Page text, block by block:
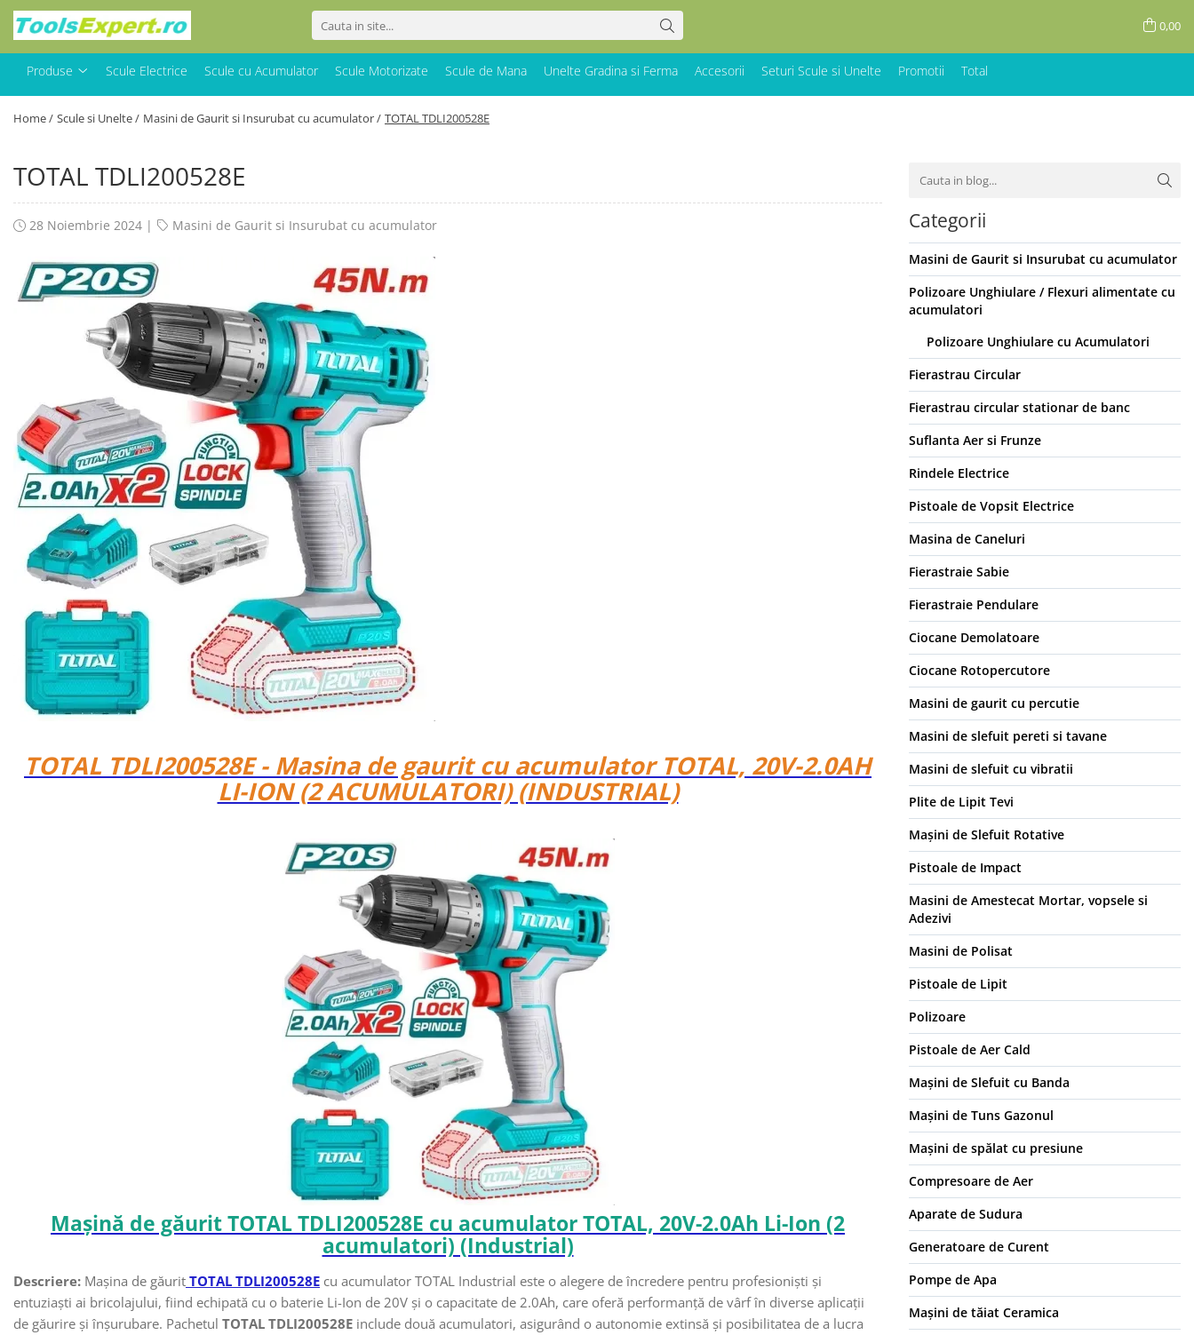
Produse
Total
0,00
Produse Scule Electrice Scule cu Acumulator Scule Motorizate Scule de Mana Unelte Gradina si Ferma Accesorii Seturi Scule si Unelte Promotii Total
Home / Scule si Unelte / Masini de Gaurit si Insurubat cu acumulator / TOTAL TDLI200528E
TOTAL TDLI200528E
28 Noiembrie 2024 | Masini de Gaurit si Insurubat cu acumulator
TOTAL TDLI200528E - Masina de gaurit cu acumulator TOTAL, 20V-2.0AH
LI-ION (2 ACUMULATORI) (INDUSTRIAL)
Mașină de găurit TOTAL TDLI200528E cu acumulator TOTAL, 20V-2.0Ah Li-Ion (2
acumulatori) (Industrial)
Descriere: Mașina de găurit TOTAL TDLI200528E cu acumulator TOTAL Industrial este o alegere de încredere pentru profesioniști și
entuziaști ai bricolajului, fiind echipată cu o baterie Li-Ion de 20V și o capacitate de 2.0Ah, care oferă performanță de vârf în diverse aplicații
de găurire și înșurubare. Pachetul TOTAL TDLI200528E include două acumulatori, asigurând o autonomie extinsă și posibilitatea de a lucra
Categorii
Masini de Gaurit si Insurubat cu acumulator
Polizoare Unghiulare / Flexuri alimentate cu
acumulatori
Polizoare Unghiulare cu Acumulatori
Fierastrau Circular
Fierastrau circular stationar de banc
Suflanta Aer si Frunze
Rindele Electrice
Pistoale de Vopsit Electrice
Masina de Caneluri
Fierastraie Sabie
Fierastraie Pendulare
Ciocane Demolatoare
Ciocane Rotopercutore
Masini de gaurit cu percutie
Masini de slefuit pereti si tavane
Masini de slefuit cu vibratii
Plite de Lipit Tevi
Mașini de Slefuit Rotative
Pistoale de Impact
Masini de Amestecat Mortar, vopsele si
Adezivi
Masini de Polisat
Pistoale de Lipit
Polizoare
Pistoale de Aer Cald
Mașini de Slefuit cu Banda
Mașini de Tuns Gazonul
Mașini de spălat cu presiune
Compresoare de Aer
Aparate de Sudura
Generatoare de Curent
Pompe de Apa
Mașini de tăiat Ceramica